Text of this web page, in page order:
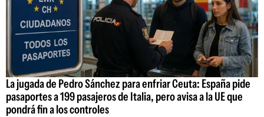
La jugada de Pedro Sánchez para enfriar Ceuta: España pide
pasaportes a 199 pasajeros de Italia, pero avisa a la UE que
pondrá fin a los controles